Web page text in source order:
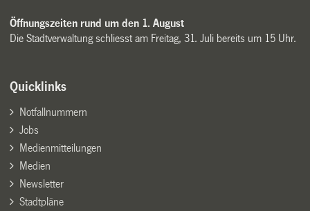
Öffnungszeiten rund um den 1. August
Die Stadtverwaltung schliesst am Freitag, 31. Juli bereits um 15 Uhr.
Quicklinks
Notfallnummern
Jobs
Medienmitteilungen
Medien
Newsletter
Stadtpläne